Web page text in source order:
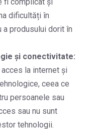
dificultăți în
a produsului dorit în
și conectivitate:
la internet și
ceea ce
persoanele sau
sau nu sunt
tehnologii.